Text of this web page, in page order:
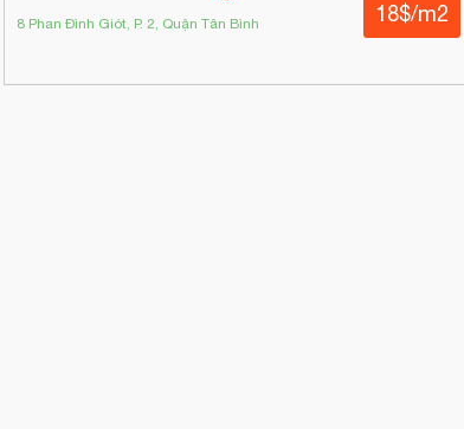
8 Phan Đình Giót, P. 2, Quận Tân Bình 18$/m2